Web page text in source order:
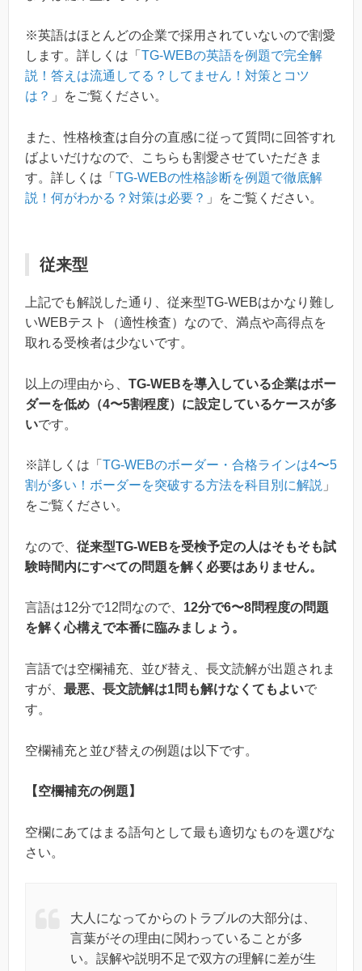
※英語はほとんどの企業で採用されていないので割愛
します。詳しくは「 TG-WEBの英語を例題で完全解
説！答えは流通してる？してません！対策とコツ
は？ 」をご覧ください。
また、性格検査は自分の直感に従って質問に回答すれ
ばよいだけなので、こちらも割愛させていただきま
す。詳しくは「 TG-WEBの性格診断を例題で徹底解
説！何がわかる？対策は必要？ 」をご覧ください。
従来型
上記でも解説した通り、従来型TG-WEBはかなり難し
いWEBテスト（適性検査）なので、満点や高得点を
取れる受検者は少ないです。
以上の理由から、 TG-WEBを導入している企業はボー
ダーを低め（4〜5割程度）に設定しているケースが多
いです。
※詳しくは「 TG-WEBのボーダー・合格ラインは4〜5
割が多い！ボーダーを突破する方法を科目別に解説 」
をご覧ください。
なので、 従来型TG-WEBを受検予定の人はそもそも試
験時間内にすべての問題を解く必要はありません。
言語は12分で12問なので、 12分で6〜8問程度の問題
を解く心構えで本番に臨みましょう。
言語では空欄補充、並び替え、長文読解が出題されま
すが、 最悪、長文読解は1問も解けなくてもよいで
す。
空欄補充と並び替えの例題は以下です。
【空欄補充の例題】
空欄にあてはまる語句として最も適切なものを選びな
さい。
大人になってからのトラブルの大部分は、
言葉がその理由に関わっていることが多
い。誤解や説明不足で双方の理解に差が生